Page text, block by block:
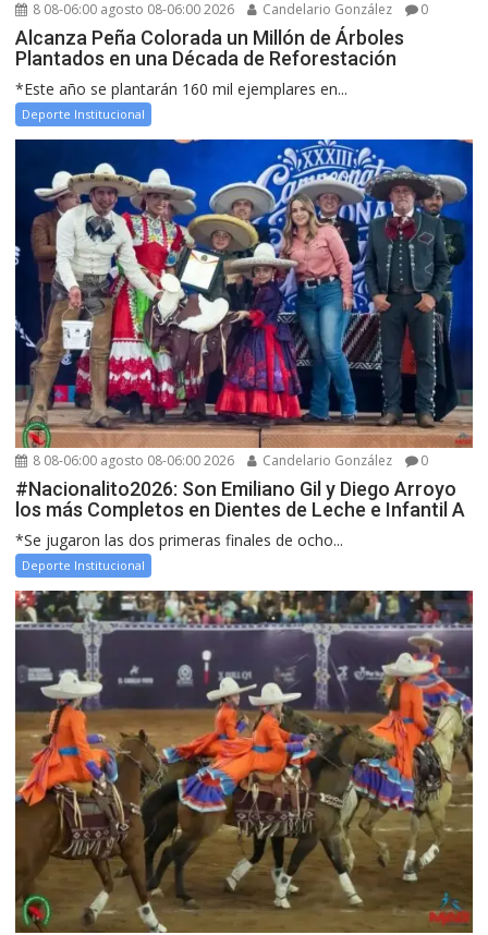
8 08-06:00 agosto 08-06:00 2026 Candelario González 0
Alcanza Peña Colorada un Millón de Árboles
Plantados en una Década de Reforestación
*Este año se plantarán 160 mil ejemplares en...
Deporte Institucional
8 08-06:00 agosto 08-06:00 2026 Candelario González 0
#Nacionalito2026: Son Emiliano Gil y Diego Arroyo
los más Completos en Dientes de Leche e Infantil A
*Se jugaron las dos primeras finales de ocho...
Deporte Institucional